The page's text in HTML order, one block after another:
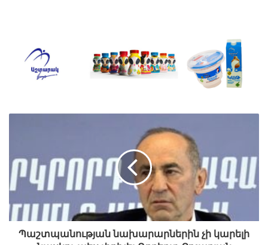
շինարարության պետական համալսարանի ՀՔՏ
բաժինը՝ գազամատակարարման ֆակուլտետը:
Բավականին հետաքրքիր ուղի եմ անցել՝
հետաքրքիր դրվագներով: Կարելի է ասել՝
նշեմ, որ հայրս էլ է այս ոլորտում աշխատել: Ես
աշխատանքս սկսել եմ կենտրոնի մասնաճյուղից՝
որպես նախագծող, այնուհետև, պատադիր
զինվորական ծառայության ավարտից հետո,
գազակարգավորիչ կետերը և անհատական
ճնշման կարգավորիչները կարգավորող: Դրանից
հետո տեղափոխվել եմ Երևանի ԳԳՄ, աշխատել եմ
իրացման բլոկում: Ապա տեղափոխվել եմ Սևանի
ԳԳՄ, աշխատել իրացման բլոկում և 2016 թ.
Պաշտպանության նախարարներին չի կարելի